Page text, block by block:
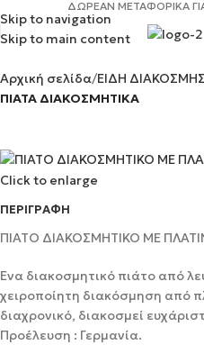
Skip to navigation
Skip to main content
ΔΩΡΕΑΝ ΜΕΤΑΦΟΡΙΚΑ
Αρχική σελίδα ΕΙΔΗ
ΠΙΑΤΑ ΔΙΑΚΟΣΜΗΤΙΚΑ
Click to enlarge
ΠΕΡΙΓΡΑΦΉ
ΠΙΑΤΟ ΔΙΑΚΟΣΜΗΤΙΚΟ ΜΕ
Ένα διακοσμητικό πιάτο από
χειροποίητη διακόσμηση από
διαχρονικό, διακοσμεί
Προέλευση : Γερμανία.